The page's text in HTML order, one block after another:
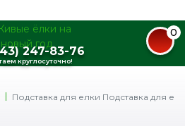
247-83-76
круглосуточно!
0
Подставка для елки Подставка для